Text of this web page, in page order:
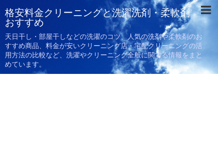
格安料金クリーニングと洗濯洗剤・柔軟剤
おすすめ
天日干し・部屋干しなどの洗濯のコツ、人気の洗剤や柔軟剤のお
すすめ商品、料金が安いクリーニング店・宅配クリーニングの活
用方法の比較など、洗濯やクリーニング全般に関する情報をまと
めています。